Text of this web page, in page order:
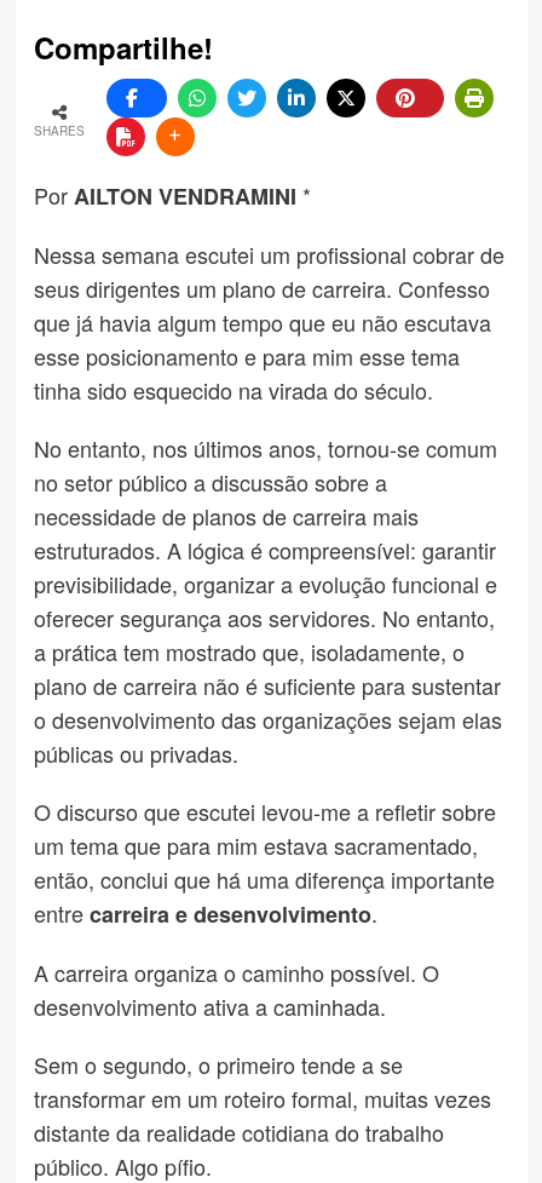
Compartilhe!
SHARES
PorAILTON VENDRAMINI *
Nessa semana escutei um profissional cobrar de
seus dirigentes um plano de carreira. Confesso
que já havia algum tempo que eu não escutava
esse posicionamento e para mim esse tema
tinha sido esquecido na virada do século.
No entanto, nos últimos anos, tornou-se comum
no setor público a discussão sobre a
necessidade de planos de carreira mais
estruturados. A lógica é compreensível: garantir
previsibilidade, organizar a evolução funcional e
oferecer segurança aos servidores. No entanto,
a prática tem mostrado que, isoladamente, o
plano de carreira não é suficiente para sustentar
o desenvolvimento das organizações sejam elas
públicas ou privadas.
O discurso que escutei levou-me a refletir sobre
um tema que para mim estava sacramentado,
então, conclui que há uma diferença importante
entrecarreira e desenvolvimento.
A carreira organiza o caminho possível. O
desenvolvimento ativa a caminhada.
Sem o segundo, o primeiro tende a se
transformar em um roteiro formal, muitas vezes
distante da realidade cotidiana do trabalho
público. Algo pífio.